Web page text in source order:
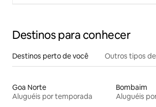
Destinos para conhecer
Destinos perto de você Outros tipos
Goa Norte
Aluguéis por temporada
Bombaim
Aluguéis